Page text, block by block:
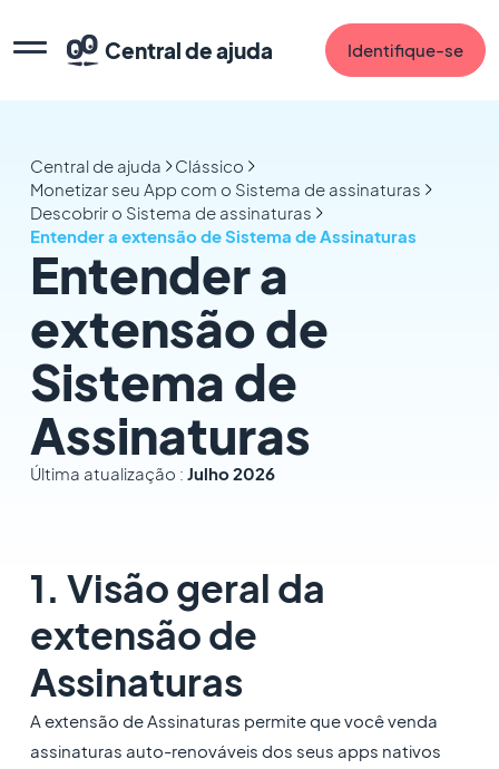
Central de ajuda Identifique-se
Central de ajuda
Clássico
Monetizar seu App com o Sistema de assinaturas
Descobrir o Sistema de assinaturas
Entender a extensão de Sistema de Assinaturas
Entender a
extensão de
Sistema de
Assinaturas
Última atualização : Julho 2026
1. Visão geral da
extensão de
Assinaturas
A extensão de Assinaturas permite que você venda
assinaturas auto-renováveis dos seus apps nativos